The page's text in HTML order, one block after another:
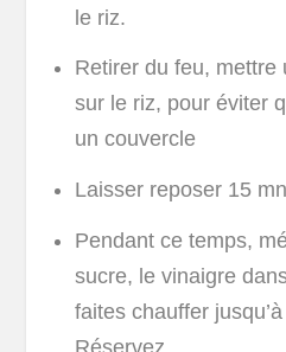
le riz.
Retirer du feu, mettre
sur le riz, pour éviter
un couvercle
Laisser reposer 15
Pendant ce temps,
sucre, le vinaigre
faites chauffer
Réservez